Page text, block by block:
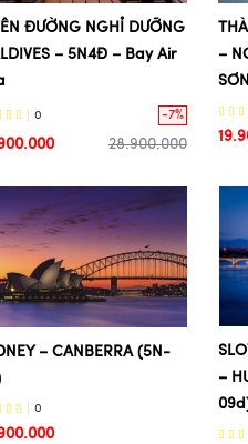
ĐƯỜNG NGHỈ DƯỠNG
– 5N4Đ – Bay Air
0 -7%
28.900.000
–
– CANBERRA (5N-
0
–